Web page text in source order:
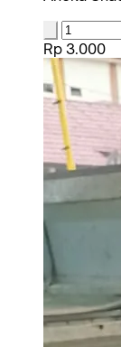
Rp 3.000